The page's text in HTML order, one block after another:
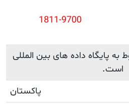
1811-9700
داده های بین المللی